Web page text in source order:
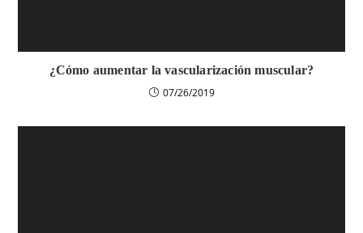
¿Cómo aumentar la vascularización muscular?
07/26/2019